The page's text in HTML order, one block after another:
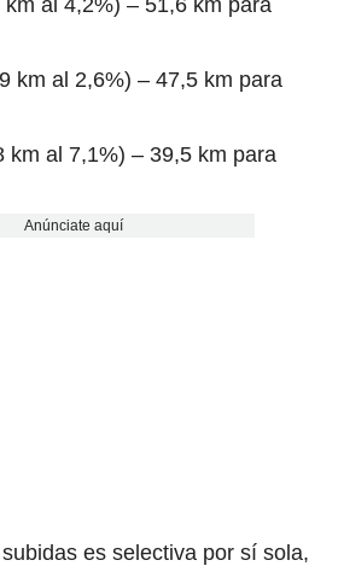
km al 2,6%) – 47,5 km para
km al 7,1%) – 39,5 km para
Anúnciate aquí
es selectiva por sí sola,